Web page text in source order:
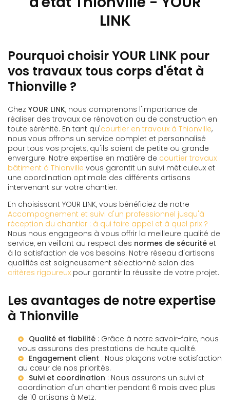
LINK
Pourquoi choisir YOUR LINK pour
vos travaux tous corps d'état à
Thionville ?
Chez YOUR LINK, nous comprenons l'importance de
réaliser des travaux de rénovation ou de construction en
toute sérénité. En tant qu'courtier en travaux à Thionville,
nous vous offrons un service complet et personnalisé
pour tous vos projets, qu'ils soient de petite ou grande
envergure. Notre expertise en matière de courtier travaux
bâtiment à Thionville vous garantit un suivi méticuleux et
une coordination optimale des différents artisans
intervenant sur votre chantier.
En choisissant YOUR LINK, vous bénéficiez de notre
Accompagnement et suivi d'un professionnel jusqu'à
réception du chantier : à qui faire appel et à quel prix ?
Nous nous engageons à vous offrir la meilleure qualité de
service, en veillant au respect des normes de sécurité et
à la satisfaction de vos besoins. Notre réseau d'artisans
qualifiés est soigneusement sélectionné selon des
critères rigoureux pour garantir la réussite de votre projet.
Les avantages de notre expertise
à Thionville
Qualité et fiabilité : Grâce à notre savoir-faire, nous
vous assurons des prestations de haute qualité.
Engagement client : Nous plaçons votre satisfaction
au cœur de nos priorités.
Suivi et coordination : Nous assurons un suivi et
coordination d'un chantier pendant 6 mois avec plus
de 10 artisans à Metz.